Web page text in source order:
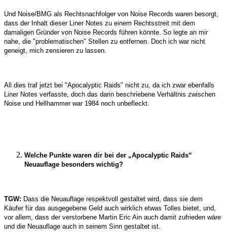
Und Noise/BMG als Rechtsnachfolger von Noise Records waren besorgt,
dass der Inhalt dieser Liner Notes zu einem Rechtsstreit mit dem
damaligen Gründer von Noise Records führen könnte. So legte an mir
nahe, die "problematischen" Stellen zu entfernen. Doch ich war nicht
geneigt, mich zensieren zu lassen.
All dies traf jetzt bei "Apocalyptic Raids" nicht zu, da ich zwar ebenfalls
Liner Notes verfasste, doch das darin beschriebene Verhältnis zwischen
Noise und Hellhammer war 1984 noch unbefleckt.
Welche Punkte waren dir bei der „Apocalyptic Raids“
Neuauflage besonders wichtig?
TGW: Dass die Neuauflage respektvoll gestaltet wird, dass sie dem
Käufer für das ausgegebene Geld auch wirklich etwas Tolles bietet, und,
vor allem, dass der verstorbene Martin Eric Ain auch damit zufrieden wäre
und die Neuauflage auch in seinem Sinn gestaltet ist.